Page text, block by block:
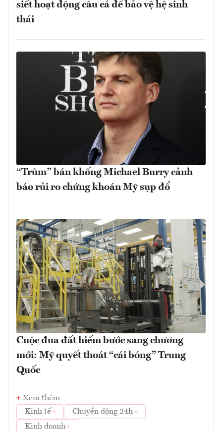
siết hoạt động câu cá để bảo vệ hệ sinh
thái
“Trùm” bán khống Michael Burry cảnh
báo rủi ro chứng khoán Mỹ sụp đổ
Cuộc đua đất hiếm bước sang chương
mới: Mỹ quyết thoát “cái bóng” Trung
Quốc
Xem thêm
Kinh tế
Chuyển động 24h
Kinh doanh